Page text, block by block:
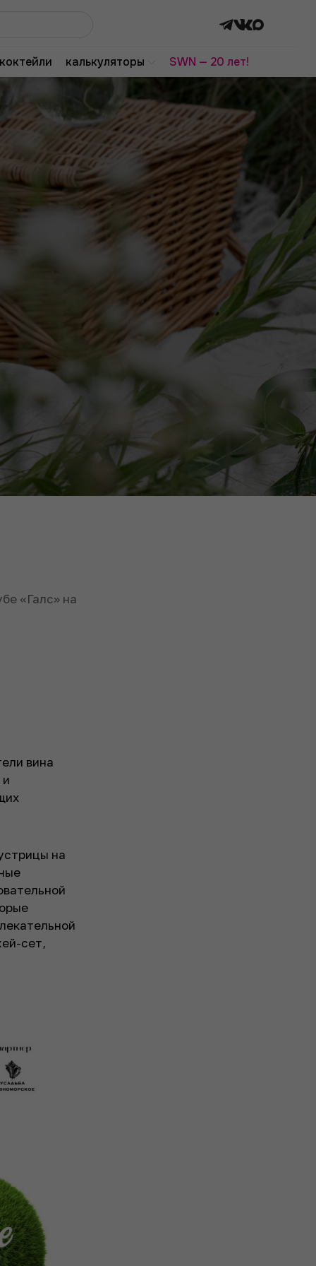
коктейли калькуляторы SWN — 20 лет!
«Галс» на
вина
на
сет,